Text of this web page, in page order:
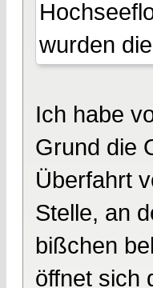
wurden
Ich habe
Grund die
Überfahrt
Stelle, an
bißchen
öffnet sich